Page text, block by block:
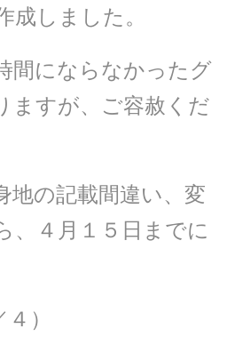
しました。
間にならなかったグ
ますが、ご容赦くだ
地の記載間違い、変
、４月１５日までに
）